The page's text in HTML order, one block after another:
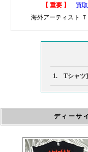
【 重要 】
買
海外アーティスト
商
1. Tシャツ
ディーサ